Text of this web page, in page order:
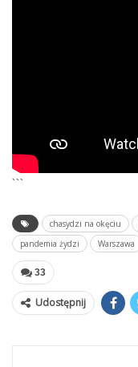
```
chasydzi na okęciu
pandemia żydzi
Warszawa
33
Udostępnij